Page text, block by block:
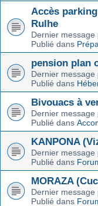
Accès
Rulhe
Dernier message
Publié dans
pension plan
Dernier message
Publié dans
Bivouacs à
Dernier message
Publié dans
KANPONA
Dernier message
Publié dans
MORAZA
Dernier message
Publié dans